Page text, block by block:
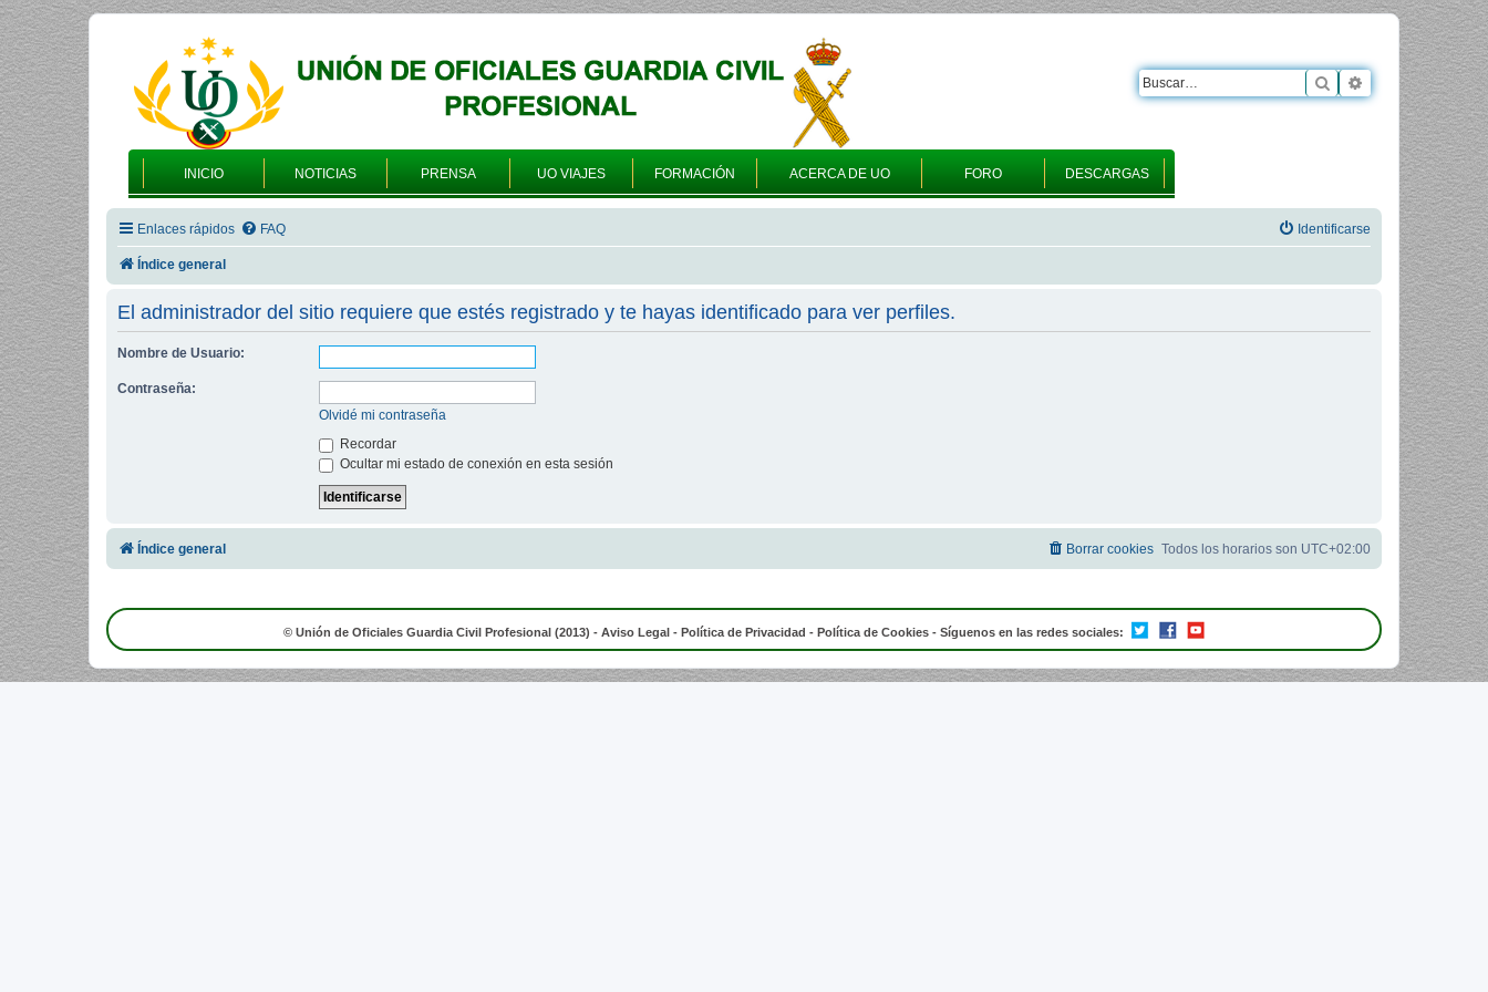
INICIO NOTICIAS PRENSA UO VIAJES FORMACIÓN ACERCA DE UO FORO DESCARGAS
Buscar Búsqueda
Enlaces rápidos FAQ Identificarse
Índice general
El administrador del sitio requiere que estés registrado y te hayas identificado para ver perfiles.
Nombre de Usuario:
Contraseña:
Olvidé mi contraseña
Recordar
Ocultar mi estado de conexión en esta sesión
Índice general Todos los horarios son UTC+02:00
Borrar cookies
© Unión de Oficiales Guardia Civil Profesional (2013) - Aviso Legal - Política de Privacidad - Política de Cookies - Síguenos en las redes sociales: